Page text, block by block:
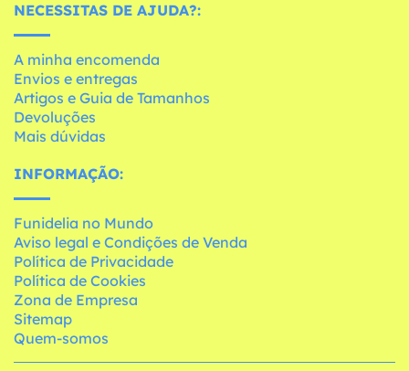
NECESSITAS DE AJUDA?:
A minha encomenda
Envios e entregas
Artigos e Guia de Tamanhos
Devoluções
Mais dúvidas
INFORMAÇÃO:
Funidelia no Mundo
Aviso legal e Condições de Venda
Política de Privacidade
Política de Cookies
Zona de Empresa
Sitemap
Quem-somos